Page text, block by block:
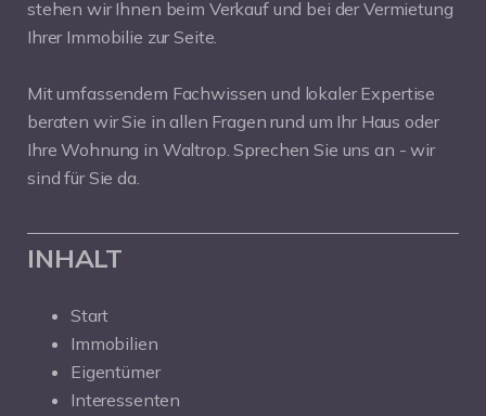
stehen wir Ihnen beim Verkauf und bei der Vermietung
Ihrer Immobilie zur Seite.
Mit umfassendem Fachwissen und lokaler Expertise
beraten wir Sie in allen Fragen rund um Ihr Haus oder
Ihre Wohnung in Waltrop. Sprechen Sie uns an - wir
sind für Sie da.
INHALT
Start
Immobilien
Eigentümer
Interessenten